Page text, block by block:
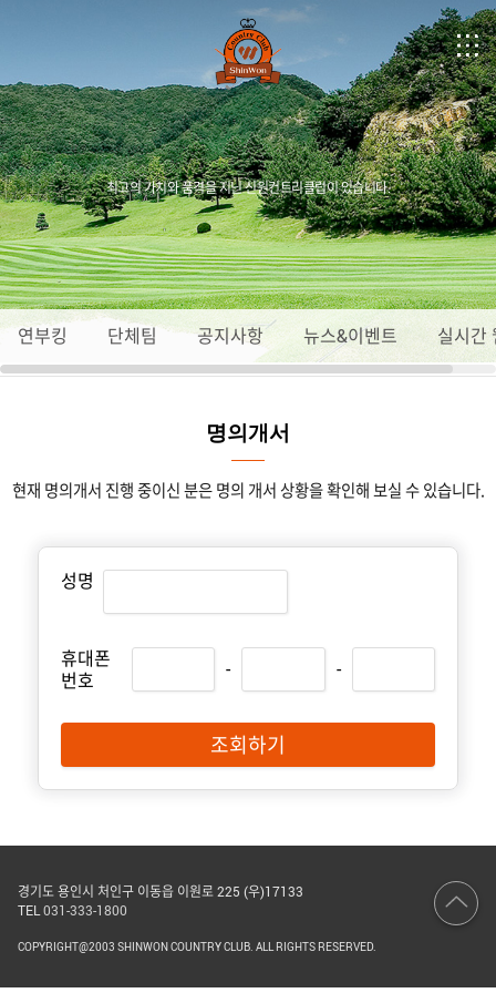
최고의 가치와 품격을 지닌 신원컨트리클럽이 있습니다.
연부킹 단체팀 공지사항 뉴스&이벤트 실시간
명의개서
현재 명의개서 진행 중이신 분은 명의 개서 상황을 확인해 보실 수 있습니다.
성명
휴대폰
번호
- -
조회하기
경기도 용인시 처인구 이동읍 이원로 225 (우)17133
TEL 031-333-1800
COPYRIGHT@2003 SHINWON COUNTRY CLUB. ALL RIGHTS RESERVED.